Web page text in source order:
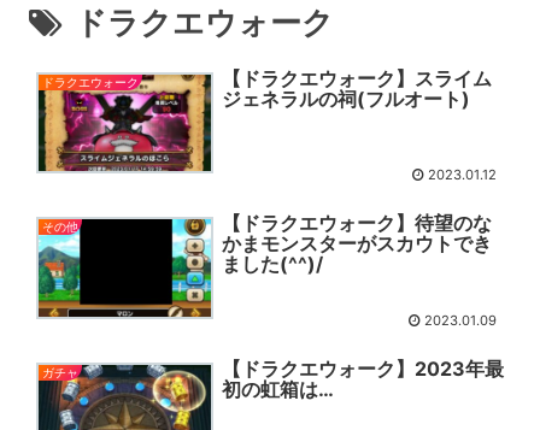
ドラクエウォーク
ドラクエウォーク
【ドラクエウォーク】スライム
ジェネラルの祠(フルオート)
2023.01.12
その他
【ドラクエウォーク】待望のな
かまモンスターがスカウトでき
ました(^^)/
2023.01.09
ガチャ
【ドラクエウォーク】2023年最
初の虹箱は…